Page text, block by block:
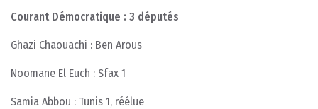
Courant Démocratique : 3 députés
Ghazi Chaouachi : Ben Arous
Noomane El Euch : Sfax 1
Samia Abbou : Tunis 1, réélue